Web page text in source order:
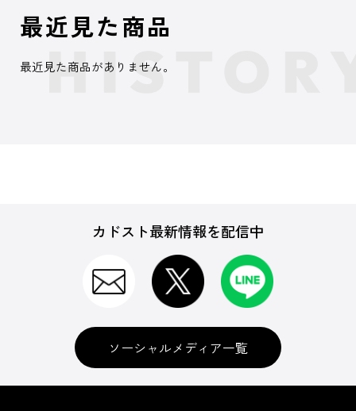
最近見た商品
最近見た商品がありません。
カドスト最新情報を配信中
ソーシャルメディア一覧